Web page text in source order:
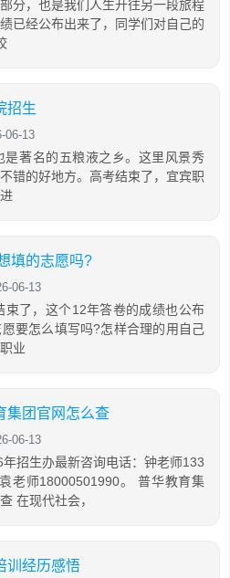
分，也是我们人生开往另一段旅程
已经公布出来了，同学们对自己的
招生
06-13
是著名的五粮液之乡。这里风景秀
错的好地方。高考结束了，宜宾职
填的志愿吗?
06-13
束了，这个12年答卷的成绩也公布
要怎么填写吗?怎样合理的用自己
业
集团官网怎么查
06-13
招生办最新咨询电话：钟老师133
老师18000501990。 普华教育集
在现代社会，
训经历感悟